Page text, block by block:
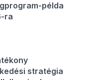
példa
ra
stratégia